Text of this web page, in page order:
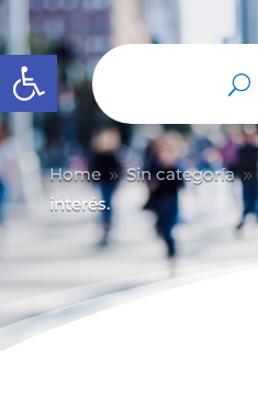
Abrir barra de herramientas
Home 9 Sin categoría 9
interés.